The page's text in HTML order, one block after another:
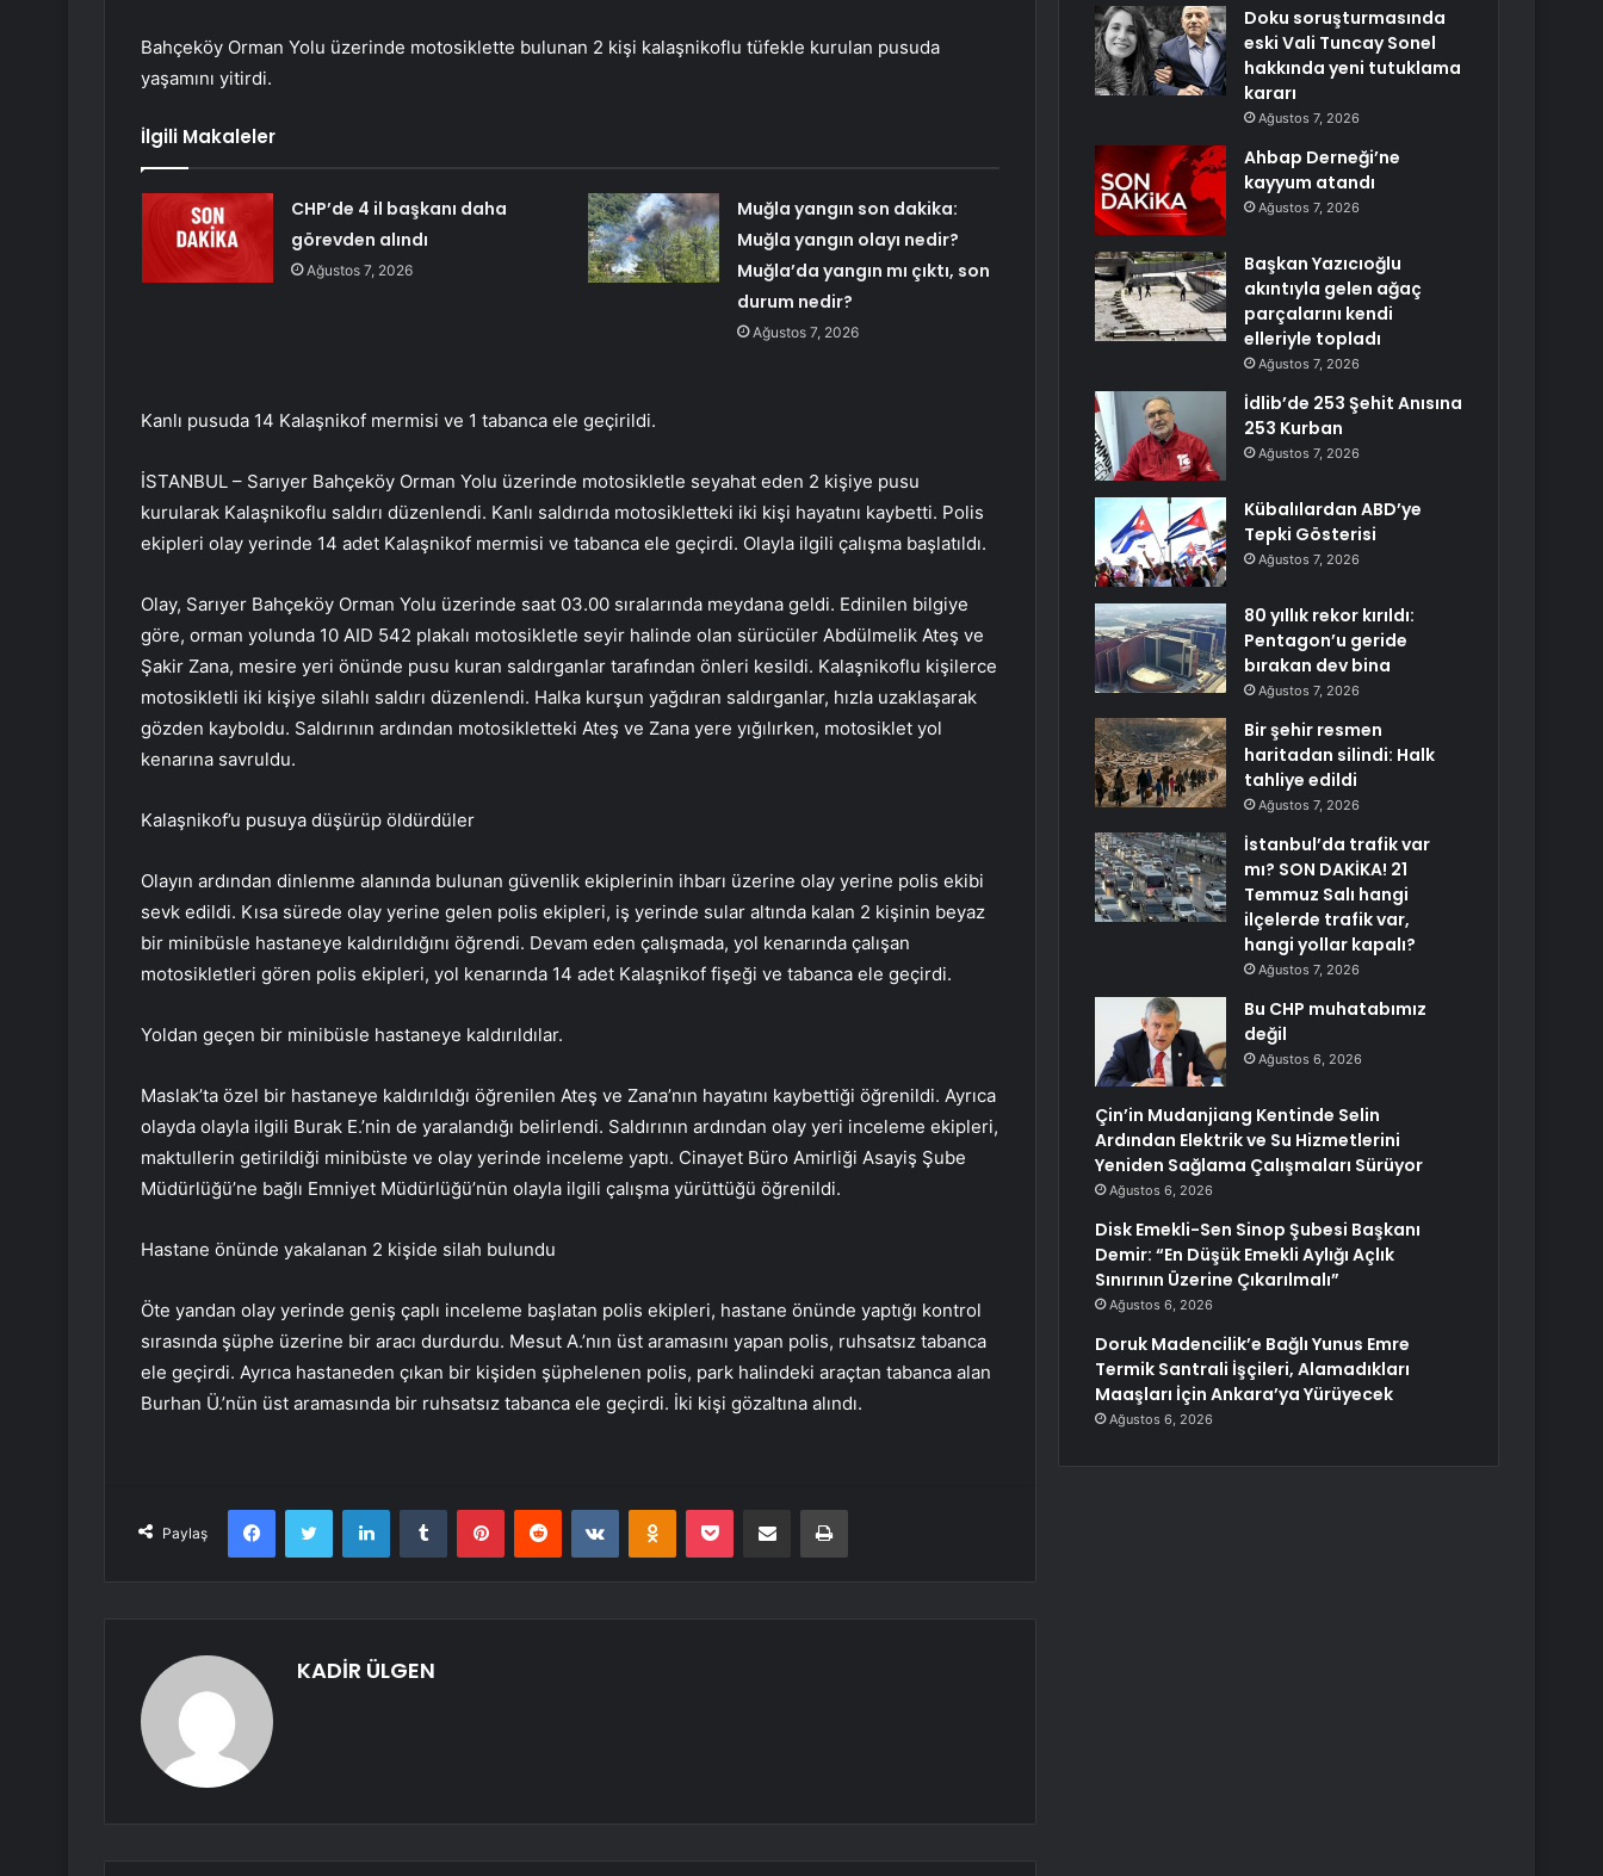
Bahçeköy Orman Yolu üzerinde motosiklette bulunan 2 kişi kalaşnikoflu tüfekle kurulan pusuda
yaşamını yitirdi.
İlgili Makaleler
CHP’de 4 il başkanı daha
görevden alındı
Ağustos 7, 2026
Muğla yangın son dakika:
Muğla yangın olayı nedir?
Muğla’da yangın mı çıktı, son
durum nedir?
Ağustos 7, 2026
Kanlı pusuda 14 Kalaşnikof mermisi ve 1 tabanca ele geçirildi.
İSTANBUL – Sarıyer Bahçeköy Orman Yolu üzerinde motosikletle seyahat eden 2 kişiye pusu
kurularak Kalaşnikoflu saldırı düzenlendi. Kanlı saldırıda motosikletteki iki kişi hayatını kaybetti. Polis
ekipleri olay yerinde 14 adet Kalaşnikof mermisi ve tabanca ele geçirdi. Olayla ilgili çalışma başlatıldı.
Olay, Sarıyer Bahçeköy Orman Yolu üzerinde saat 03.00 sıralarında meydana geldi. Edinilen bilgiye
göre, orman yolunda 10 AID 542 plakalı motosikletle seyir halinde olan sürücüler Abdülmelik Ateş ve
Şakir Zana, mesire yeri önünde pusu kuran saldırganlar tarafından önleri kesildi. Kalaşnikoflu kişilerce
motosikletli iki kişiye silahlı saldırı düzenlendi. Halka kurşun yağdıran saldırganlar, hızla uzaklaşarak
gözden kayboldu. Saldırının ardından motosikletteki Ateş ve Zana yere yığılırken, motosiklet yol
kenarına savruldu.
Kalaşnikof’u pusuya düşürüp öldürdüler
Olayın ardından dinlenme alanında bulunan güvenlik ekiplerinin ihbarı üzerine olay yerine polis ekibi
sevk edildi. Kısa sürede olay yerine gelen polis ekipleri, iş yerinde sular altında kalan 2 kişinin beyaz
bir minibüsle hastaneye kaldırıldığını öğrendi. Devam eden çalışmada, yol kenarında çalışan
motosikletleri gören polis ekipleri, yol kenarında 14 adet Kalaşnikof fişeği ve tabanca ele geçirdi.
Yoldan geçen bir minibüsle hastaneye kaldırıldılar.
Maslak’ta özel bir hastaneye kaldırıldığı öğrenilen Ateş ve Zana’nın hayatını kaybettiği öğrenildi. Ayrıca
olayda olayla ilgili Burak E.’nin de yaralandığı belirlendi. Saldırının ardından olay yeri inceleme ekipleri,
maktullerin getirildiği minibüste ve olay yerinde inceleme yaptı. Cinayet Büro Amirliği Asayiş Şube
Müdürlüğü’ne bağlı Emniyet Müdürlüğü’nün olayla ilgili çalışma yürüttüğü öğrenildi.
Hastane önünde yakalanan 2 kişide silah bulundu
Öte yandan olay yerinde geniş çaplı inceleme başlatan polis ekipleri, hastane önünde yaptığı kontrol
sırasında şüphe üzerine bir aracı durdurdu. Mesut A.’nın üst aramasını yapan polis, ruhsatsız tabanca
ele geçirdi. Ayrıca hastaneden çıkan bir kişiden şüphelenen polis, park halindeki araçtan tabanca alan
Burhan Ü.’nün üst aramasında bir ruhsatsız tabanca ele geçirdi. İki kişi gözaltına alındı.
Paylaş
FacebookTwitter LinkedInTumblr PinterestReddit VKontakteOdnoklassniki
Pocket E-Posta ile paylaş Yazdır
KADİR ÜLGEN
Doku soruşturmasında
eski Vali Tuncay Sonel
hakkında yeni tutuklama
kararı
Ağustos 7, 2026
Ahbap Derneği’ne
kayyum atandı
Ağustos 7, 2026
Başkan Yazıcıoğlu
akıntıyla gelen ağaç
parçalarını kendi
elleriyle topladı
Ağustos 7, 2026
İdlib’de 253 Şehit Anısına
253 Kurban
Ağustos 7, 2026
Kübalılardan ABD’ye
Tepki Gösterisi
Ağustos 7, 2026
80 yıllık rekor kırıldı:
Pentagon’u geride
bırakan dev bina
Ağustos 7, 2026
Bir şehir resmen
haritadan silindi: Halk
tahliye edildi
Ağustos 7, 2026
İstanbul’da trafik var
mı? SON DAKİKA! 21
Temmuz Salı hangi
ilçelerde trafik var,
hangi yollar kapalı?
Ağustos 7, 2026
Bu CHP muhatabımız
değil
Ağustos 6, 2026
Çin’in Mudanjiang Kentinde Selin
Ardından Elektrik ve Su Hizmetlerini
Yeniden Sağlama Çalışmaları Sürüyor
Ağustos 6, 2026
Disk Emekli-Sen Sinop Şubesi Başkanı
Demir: “En Düşük Emekli Aylığı Açlık
Sınırının Üzerine Çıkarılmalı”
Ağustos 6, 2026
Doruk Madencilik’e Bağlı Yunus Emre
Termik Santrali İşçileri, Alamadıkları
Maaşları İçin Ankara’ya Yürüyecek
Ağustos 6, 2026